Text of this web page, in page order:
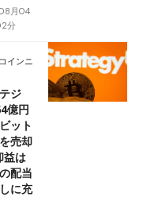
月04
分
インニ
ジ
億円
ット
売却
は
配当
に充